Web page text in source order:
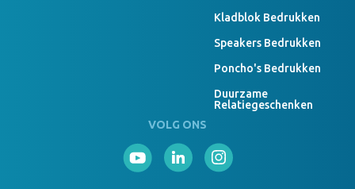
Kladblok Bedrukken
Speakers Bedrukken
Poncho's Bedrukken
Duurzame
Relatiegeschenken
VOLG ONS